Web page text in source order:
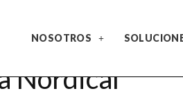
NOSOTROS
Nordical